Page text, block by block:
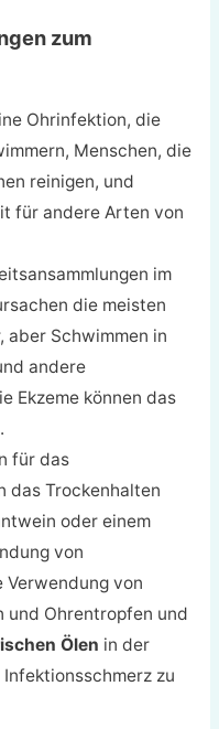
zum
Ohrinfektion, die
Menschen, die
reinigen, und
für andere Arten von
im
die meisten
aber Schwimmen in
andere
Ekzeme können das
für das
das Trockenhalten
oder einem
von
Verwendung von
und Ohrentropfen und
Ölen in der
zu